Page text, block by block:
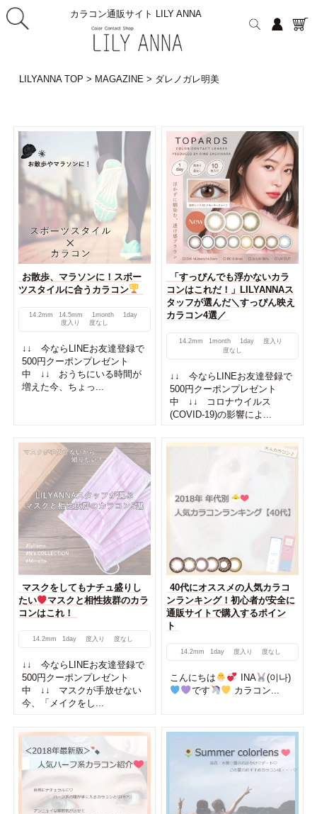
カラコン通販サイト LILY ANNA
LILYANNA TOP > MAGAZINE> ダレノガレ明美
お散歩、マラソンに！スポー
ツスタイルに合うカラコン
14.2mm 14.5mm 1month
1day
度入り
度なし
↓↓ 今ならLINEお友達登録で
500円クーポンプレゼント
中 ↓↓ おうちにいる時間が
増えた今、ちょっ...
「すっぴんでも浮かないカラ
コンはこれだ！」LILYANNAス
タッフが選んだ＼すっぴん映え
カラコン4選／
14.2mm 1month 1day
度入り
度なし
↓↓ 今ならLINEお友達登録で
500円クーポンプレゼント
中 ↓↓ コロナウイルス
(COVID-19)の影響によ...
マスクをしてもナチュ盛りし
たい
マスクと相性抜群のカラ
コンはこれ！
14.2mm 1day 度入り 度なし
↓↓ 今ならLINEお友達登録で
500円クーポンプレゼント
中 ↓↓ マスクが手放せない
今、「メイクをし...
40代にオススメの人気カラコ
ンランキング！初心者が安全に
通販サイトで購入するポイン
ト
14.2mm 1day 度入り 度なし
こんにちは INA
(이나)
です
カラコン...